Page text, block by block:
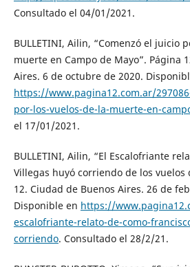
Consultado el 04/01/2021.
BULLETINI, Ailin, “Comenzó el juicio
muerte en Campo de Mayo”. Página
Aires. 6 de octubre de 2020.
https://www.pagina12.com.ar/
por-los-vuelos-de-la-muerte-en-
el 17/01/2021.
BULLETINI, Ailin, “El Escalofriante
Villegas huyó corriendo de los vuelos
12. Ciudad de Buenos Aires. 26 de
Disponible en https://
escalofriante-relato-de-como-
corriendo. Consultado el 28/2/21.